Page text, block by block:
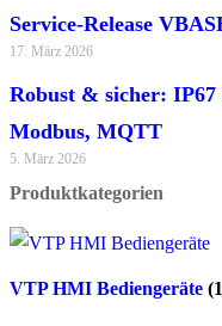
Service-Release
17. März 2026
Robust & sicher:
Modbus, MQTT
5. März 2026
Produktkategorien
VTP HMI Bediengeräte